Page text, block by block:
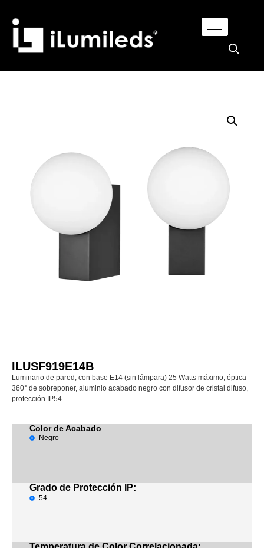
ILUSF919E14B
Luminario de pared, con base E14 (sin lámpara) 25 Watts máximo, óptica
360° de sobreponer, aluminio acabado negro con difusor de cristal difuso,
protección IP54.
Color de Acabado
Negro
Grado de Protección IP:
54